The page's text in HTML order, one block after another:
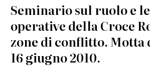
Seminario sul ruolo e
operative della Croce
zone di conflitto. Motta
16 giugno 2010.